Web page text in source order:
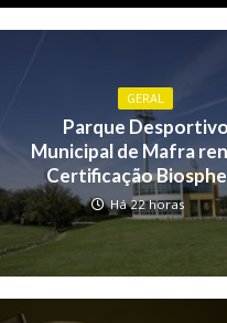
GERAL
Parque Desportivo
Municipal de Mafra
Certificação
Há 22 horas